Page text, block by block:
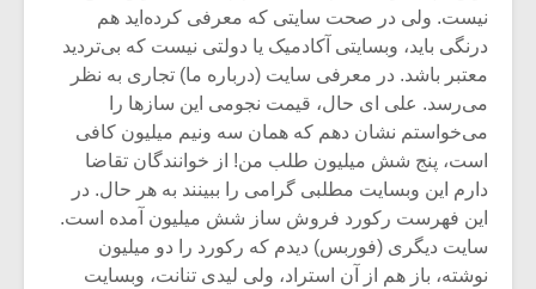
نیست. ولی در صحت سایتی که معرفی کرده‌اید هم
درنگی باید، وبسایتی آکادمیک یا دولتی نیست که بی‌تردید
معتبر باشد. در معرفی سایت (درباره ما) تجاری به نظر
می‌رسد. علی ای حال، قیمت نجومی این سازها را
می‌خواستم نشان دهم که همان سه ونیم میلیون کافی
است، پنج شش میلیون طلب من! از خوانندگان تقاضا
دارم این وبسایت مطلبی گرامی را ببینند به هر حال. در
این فهرست رکورد فروش ساز شش میلیون آمده است.
سایت دیگری (فوربس) دیدم که رکورد را دو میلیون
نوشته، باز هم از آن استراد، ولی لیدی تنانت، وبسایت